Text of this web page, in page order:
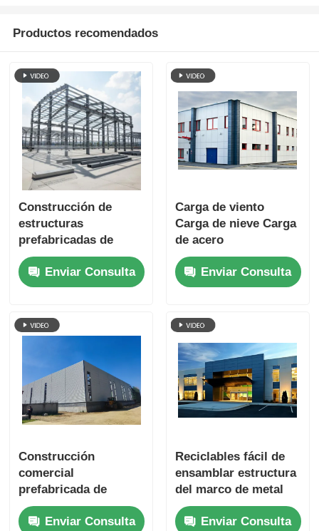
Productos recomendados
Construcción de
estructuras
prefabricadas de
acero para uso
industrialEnviar Consulta
Carga de viento
Carga de nieve Carga
de acero
Construcción Carga
de rodamientos
Estadios centros
Enviar Consulta
Construcción
comercial
prefabricada de
estructura de acero
de varios pisos para
Enviar Consulta
Reciclables fácil de
ensamblar estructura
del marco de metal
Construcción de
construcción rápida
Enviar Consulta